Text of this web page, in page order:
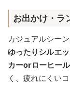
お出かけ・ラ
カジュアルシー
ゆったりシルエ
カーorローヒー
く、疲れにくいコ